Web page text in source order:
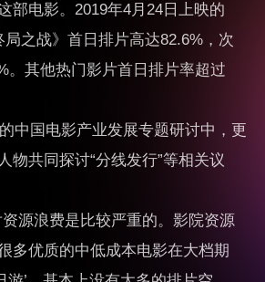
部电影。2019年4月24日上映的
局之战》首日排片高达82.6%，次
。其他热门影片首日排片率超过
中国电影产业发展专题研讨中，更
物共同探讨“分线发行”等相关议
源浪费是比较严重的。影院资源
多优质的中低成本电影在大档期